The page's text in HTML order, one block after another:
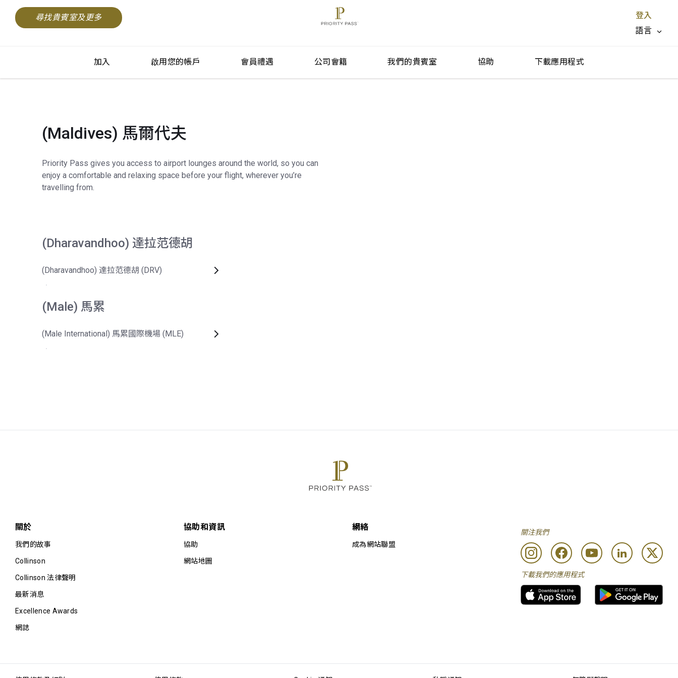
尋找貴賓室及更多
登入
語言
加入 啟用您的帳戶 會員禮遇 公司會籍 我們的貴賓室 協助 下載應用程式
(Maldives) 馬爾代夫
Priority Pass gives you access to airport lounges around the world, so you can
enjoy a comfortable and relaxing space before your flight, wherever you’re
travelling from.
(Dharavandhoo) 達拉范德胡
(Dharavandhoo) 達拉范德胡 (DRV)
(Male) 馬累
(Male International) 馬累國際機場 (MLE)
關於
我們的故事
Collinson
Collinson 法律聲明
最新消息
Excellence Awards
網誌
協助和資訊
協助
網站地圖
網絡
成為網站聯盟
關注我們
下載我們的應用程式